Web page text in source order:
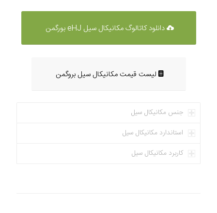
دانلود کاتالوگ مکانیکال سیل eHJ بورگمن
لیست قیمت مکانیکال سیل بروگمن
جنس مکانیکال سیل
استاندارد مکانیکال سیل
کاربرد مکانیکال سیل